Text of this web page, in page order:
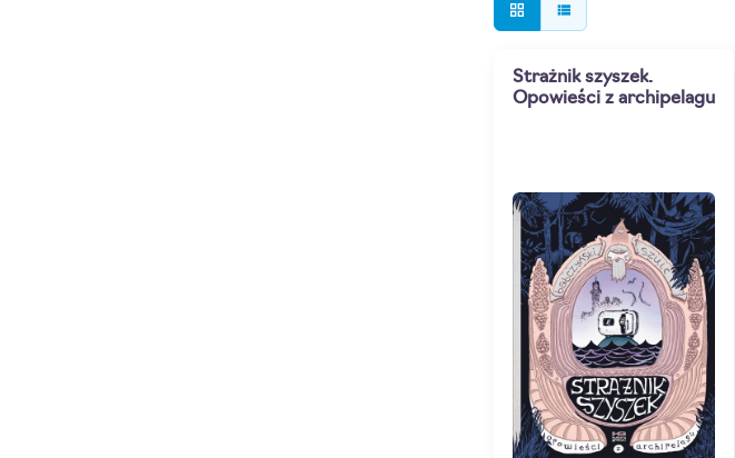
grid_view view_list
Strażnik szyszek.
Opowieści z archipelagu